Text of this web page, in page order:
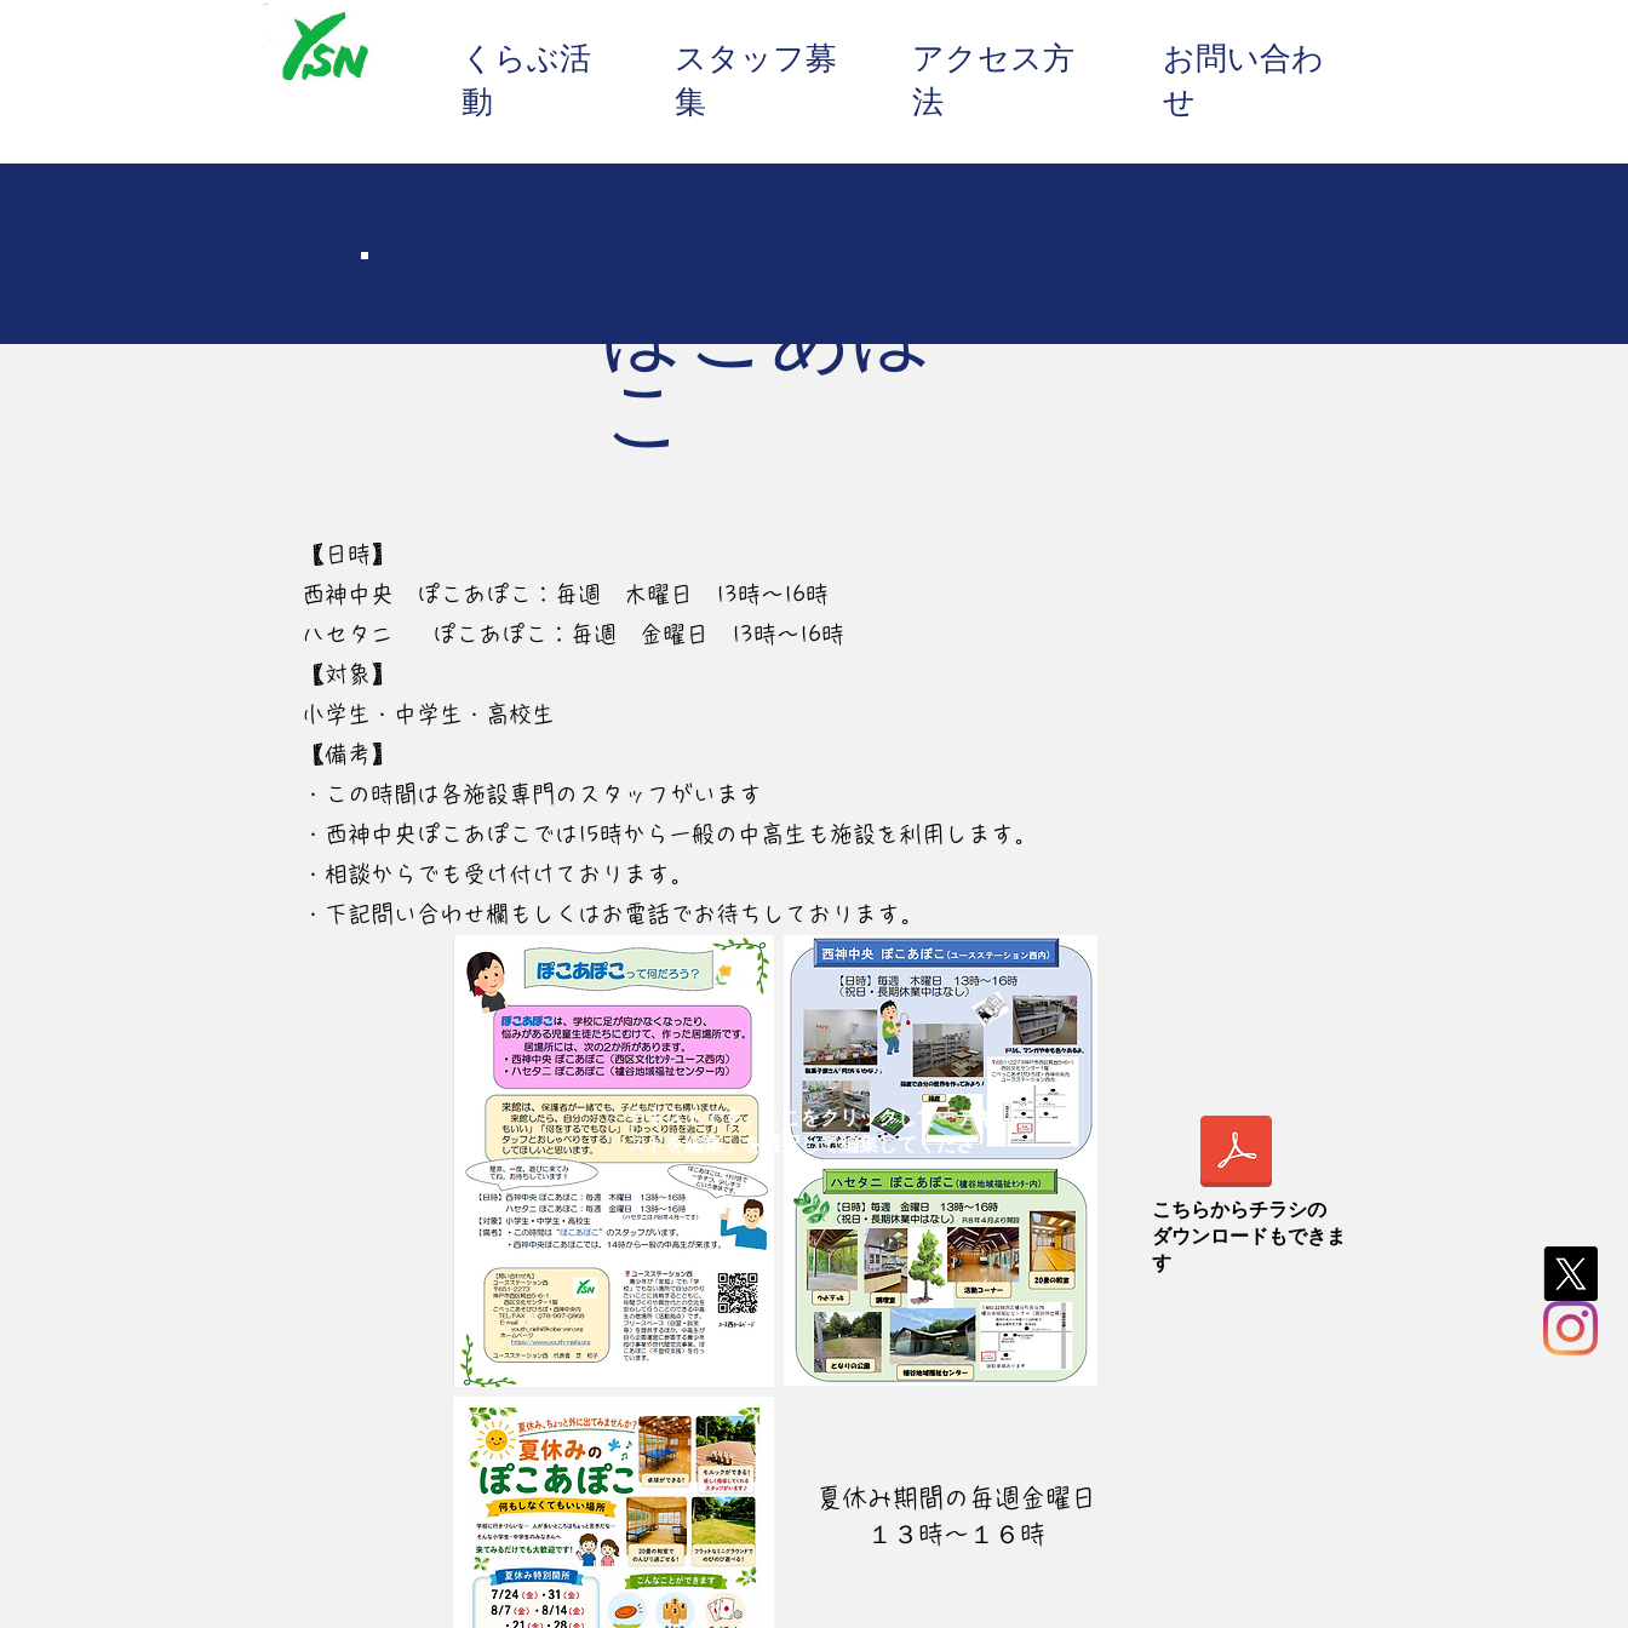
​くらぶ活
動
スタッフ募
集
アクセス方
法
​お問い合わ
せ
ぽこあぽ
こ
【日時】
西神中央 ぽこあぽこ：毎週 木曜日 13時～16時
ハセタニ ぽこあぽこ：毎週 金曜日 13時～16時
【対象】
小学生・中学生・高校生
【備考】
・この時間は各施設専門のスタッフがいます
​・西神中央ぽこあぽこでは15時から一般の中高生も施設を利用します。
・相談からでも受け付けております。
・下記問い合わせ欄もしくはお電話でお待ちしております。
こちらからチラシの
ダウンロードもできま
す
​夏休み期間の毎週金曜日
１３時～１６時
テキストです。ここをクリックして「テキ
ストを編集」を選択して編集してくださ
い。